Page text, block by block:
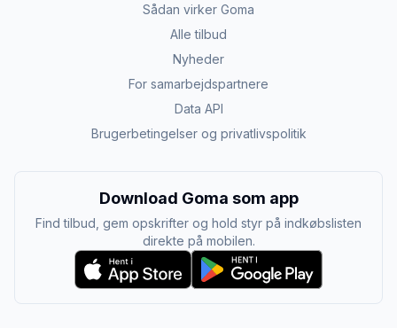
Sådan virker Goma
Alle tilbud
Nyheder
For samarbejdspartnere
Data API
Brugerbetingelser og privatlivspolitik
Download Goma som app
Find tilbud, gem opskrifter og hold styr på indkøbslisten
direkte på mobilen.